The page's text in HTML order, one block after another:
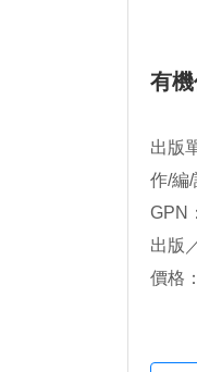
有
出版
作/編
GPN
出版
價格